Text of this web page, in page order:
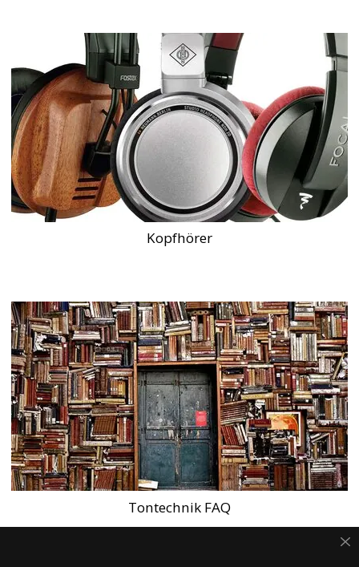
Kopfhörer
Tontechnik FAQ